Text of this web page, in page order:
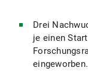
Drei
je einen
eingeworben.